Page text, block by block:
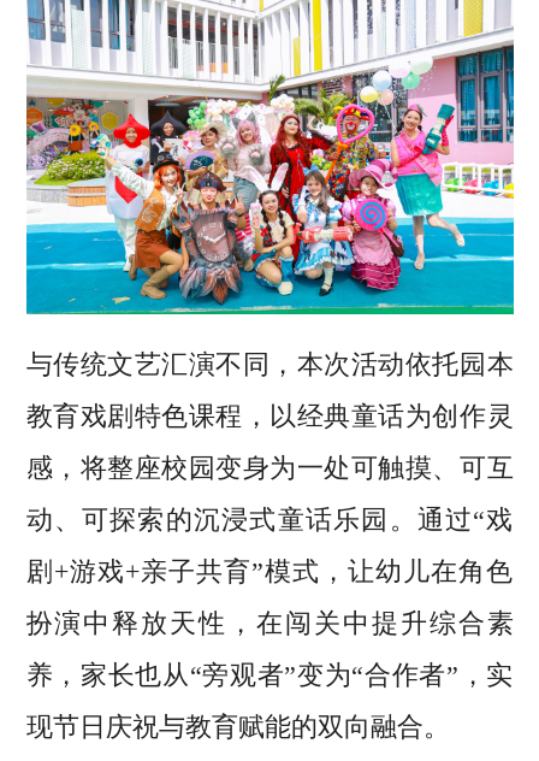
与传统文艺汇演不同，本次活动依托园本
教育戏剧特色课程，以经典童话为创作灵
感，将整座校园变身为一处可触摸、可互
动、可探索的沉浸式童话乐园。通过“戏
剧+游戏+亲子共育”模式，让幼儿在角色
扮演中释放天性，在闯关中提升综合素
养，家长也从“旁观者”变为“合作者”，实
现节日庆祝与教育赋能的双向融合。